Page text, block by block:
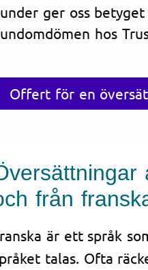
ger oss
hos
Offert för en
från
är ett språk
talas. Ofta